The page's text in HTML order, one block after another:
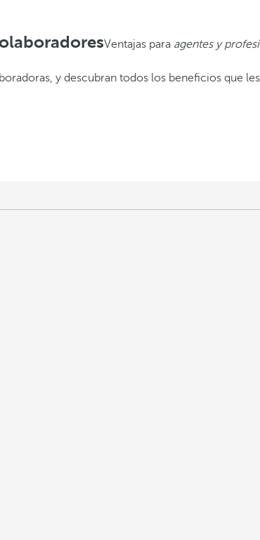
Ventajas para agentes y
y descubran todos los beneficios que